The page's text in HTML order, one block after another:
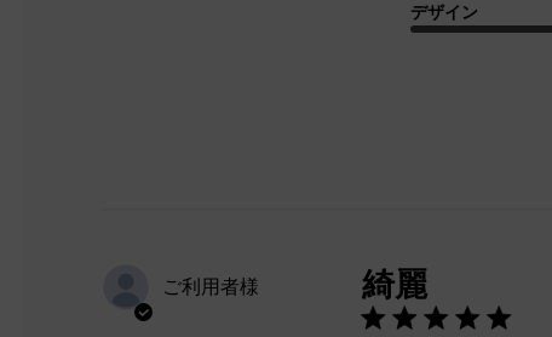
デザイン
ご利用者様 綺麗